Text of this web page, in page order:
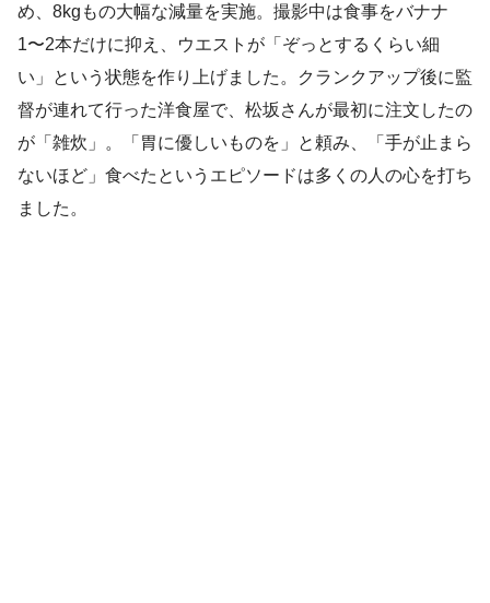
め、8kgもの大幅な減量を実施。撮影中は食事をバナナ
1〜2本だけに抑え、ウエストが「ぞっとするくらい細
い」という状態を作り上げました。クランクアップ後に監
督が連れて行った洋食屋で、松坂さんが最初に注文したの
が「雑炊」。「胃に優しいものを」と頼み、「手が止まら
ないほど」食べたというエピソードは多くの人の心を打ち
ました。